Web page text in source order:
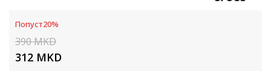
Попуст20%
390MKD
312 MKD